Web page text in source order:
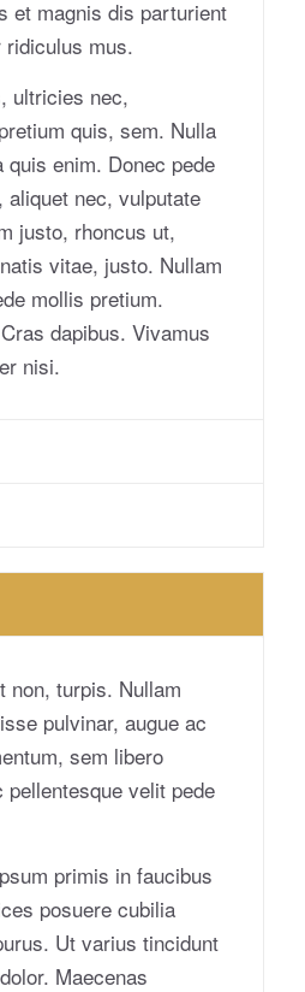
et magnis dis parturient
mus.
ultricies nec,
quis, sem. Nulla
enim. Donec pede
nec, vulputate
justo, rhoncus ut,
vitae, justo. Nullam
mollis pretium.
dapibus. Vivamus
nisi.
non, turpis. Nullam
pulvinar, augue ac
sem libero
velit pede
primis in faucibus
posuere cubilia
Ut varius tincidunt
Maecenas